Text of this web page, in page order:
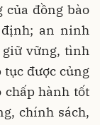
đồng bào
an ninh
vững, tình
được củng
chấp hành tốt
chính sách,